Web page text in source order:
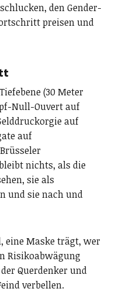
den Gender-
preisen und
(30 Meter
Null-Ouvert auf
auf
auf
nichts, als die
sie als
und sie nach und
eine Maske trägt, wer
Risikoabwägung
Querdenker und
verbellen.